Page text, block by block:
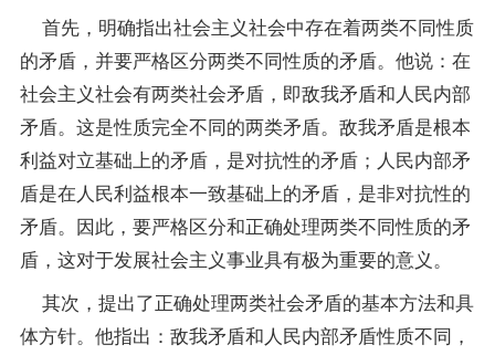
首先，明确指出社会主义社会中存在着两类不同性质
的矛盾，并要严格区分两类不同性质的矛盾。他说：在
社会主义社会有两类社会矛盾，即敌我矛盾和人民内部
矛盾。这是性质完全不同的两类矛盾。敌我矛盾是根本
利益对立基础上的矛盾，是对抗性的矛盾；人民内部矛
盾是在人民利益根本一致基础上的矛盾，是非对抗性的
矛盾。因此，要严格区分和正确处理两类不同性质的矛
盾，这对于发展社会主义事业具有极为重要的意义。
其次，提出了正确处理两类社会矛盾的基本方法和具
体方针。他指出：敌我矛盾和人民内部矛盾性质不同，